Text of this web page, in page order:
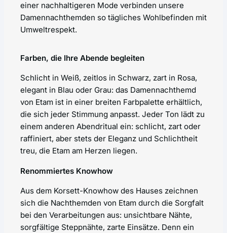
einer nachhaltigeren Mode verbinden unsere
Damennachthemden so tägliches Wohlbefinden mit
Umweltrespekt.
Farben, die Ihre Abende begleiten
Schlicht in Weiß, zeitlos in Schwarz, zart in Rosa,
elegant in Blau oder Grau: das Damennachthemd
von Etam ist in einer breiten Farbpalette erhältlich,
die sich jeder Stimmung anpasst. Jeder Ton lädt zu
einem anderen Abendritual ein: schlicht, zart oder
raffiniert, aber stets der Eleganz und Schlichtheit
treu, die Etam am Herzen liegen.
Renommiertes Knowhow
Aus dem Korsett-Knowhow des Hauses zeichnen
sich die Nachthemden von Etam durch die Sorgfalt
bei den Verarbeitungen aus: unsichtbare Nähte,
sorgfältige Steppnähte, zarte Einsätze. Denn ein